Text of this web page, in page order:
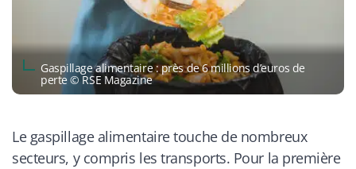
Gaspillage alimentaire : près de 6 millions d’euros de
perte © RSE Magazine
Le gaspillage alimentaire touche de nombreux
secteurs, y compris les transports. Pour la première